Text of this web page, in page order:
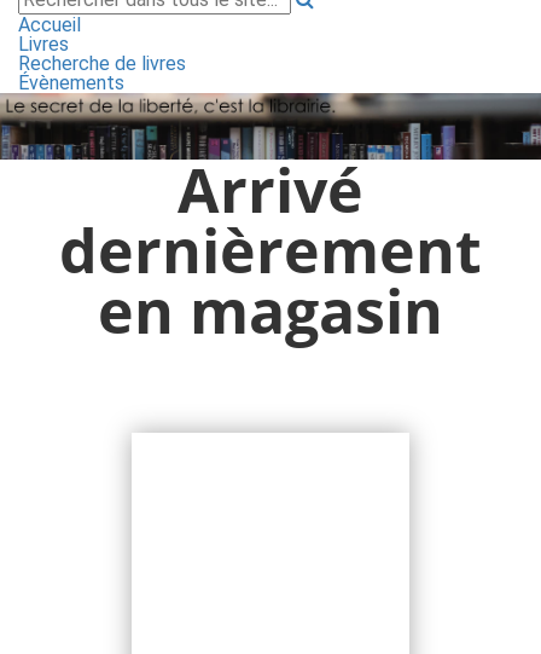
Accueil
Livres
Recherche de livres
Évènements
Arrivé
dernièrement
en magasin